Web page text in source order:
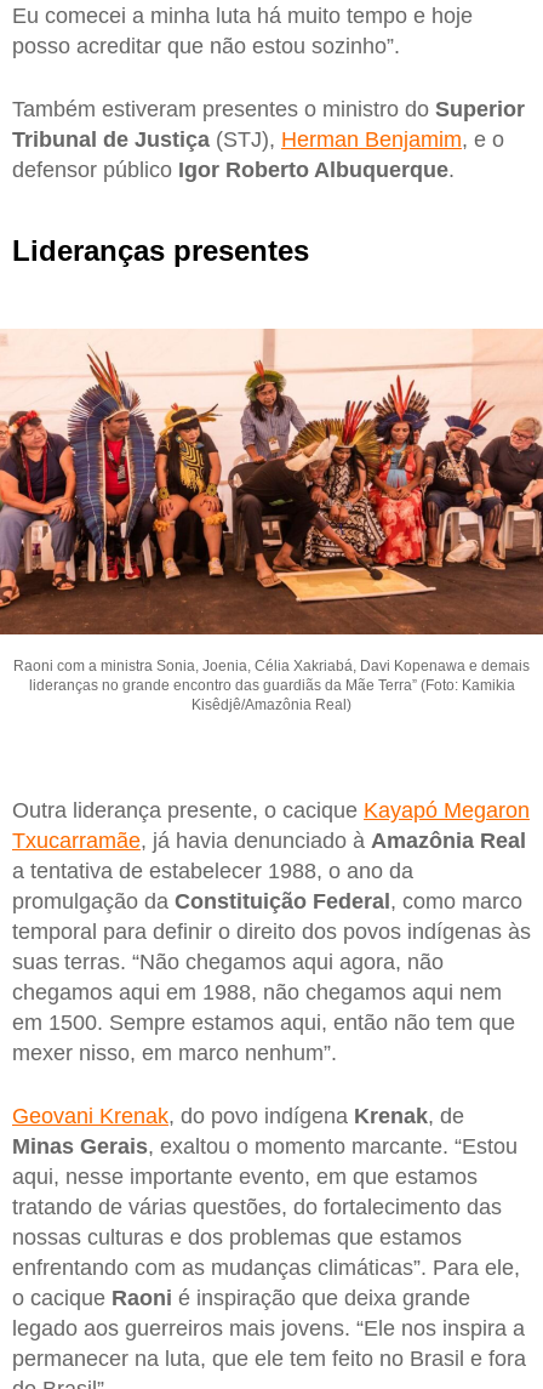
Eu comecei a minha luta há muito tempo e hoje
posso acreditar que não estou sozinho”.
Também estiveram presentes o ministro do Superior
Tribunal de Justiça (STJ), Herman Benjamim, e o
defensor público Igor Roberto Albuquerque.
Lideranças presentes
Raoni com a ministra Sonia, Joenia, Célia Xakriabá, Davi Kopenawa e demais
lideranças no grande encontro das guardiãs da Mãe Terra” (Foto: Kamikia
Kisêdjê/Amazônia Real)
Outra liderança presente, o cacique Kayapó Megaron
Txucarramãe, já havia denunciado à Amazônia Real
a tentativa de estabelecer 1988, o ano da
promulgação da Constituição Federal, como marco
temporal para definir o direito dos povos indígenas às
suas terras. “Não chegamos aqui agora, não
chegamos aqui em 1988, não chegamos aqui nem
em 1500. Sempre estamos aqui, então não tem que
mexer nisso, em marco nenhum”.
Geovani Krenak, do povo indígena Krenak, de
Minas Gerais, exaltou o momento marcante. “Estou
aqui, nesse importante evento, em que estamos
tratando de várias questões, do fortalecimento das
nossas culturas e dos problemas que estamos
enfrentando com as mudanças climáticas”. Para ele,
o cacique Raoni é inspiração que deixa grande
legado aos guerreiros mais jovens. “Ele nos inspira a
permanecer na luta, que ele tem feito no Brasil e fora